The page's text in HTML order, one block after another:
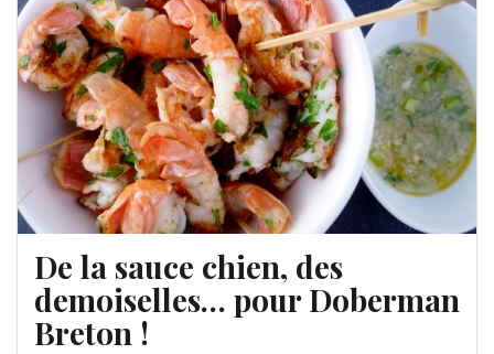
De la sauce chien, des
demoiselles… pour Doberman
Breton !